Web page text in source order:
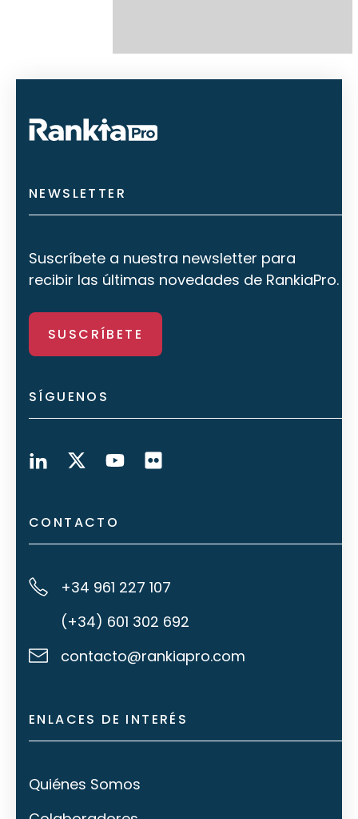
NEWSLETTER
Suscríbete a nuestra newsletter para
recibir las últimas novedades de RankiaPro.
SUSCRÍBETE
SÍGUENOS
CONTACTO
+34 961 227 107
(+34) 601 302 692
contacto@rankiapro.com
ENLACES DE INTERÉS
Quiénes Somos